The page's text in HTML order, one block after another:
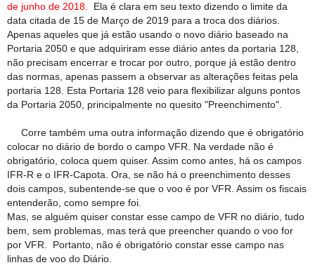
de junho de 2018.
Ela é clara em seu texto dizendo o limite da
data citada de 15 de Março de 2019 para a troca dos diários.
Apenas aqueles que já estão usando o novo diário baseado na
Portaria 2050 e que adquiriram esse diário antes da portaria 128,
não precisam encerrar e trocar por outro, porque já estão dentro
das normas, apenas passem a observar as alterações feitas pela
portaria 128. Esta Portaria 128 veio para flexibilizar alguns pontos
da Portaria 2050, principalmente no quesito "Preenchimento".
Corre também uma outra informação dizendo que é obrigatório
colocar no diário de bordo o campo VFR. Na verdade não é
obrigatório, coloca quem quiser. Assim como antes, há os campos
IFR-R e o IFR-Capota. Ora, se não há o preenchimento desses
dois campos, subentende-se que o voo é por VFR. Assim os fiscais
entenderão, como sempre foi.
Mas, se alguém quiser constar esse campo de VFR no diário, tudo
bem, sem problemas, mas terá que preencher quando o voo for
por VFR. Portanto, não é obrigatório constar esse campo nas
linhas de voo do Diário.